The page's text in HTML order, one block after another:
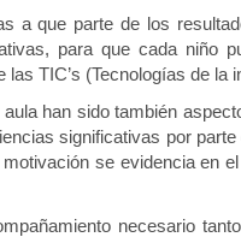
a que parte de los
para que cada niño
TIC’s (Tecnologías de
han sido también
significativas por
se evidencia en
necesario